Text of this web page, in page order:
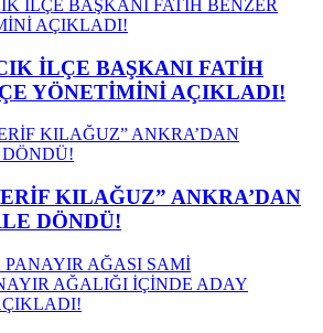
İLÇE BAŞKANI FATİH
YÖNETİMİNİ AÇIKLADI!
KILAĞUZ” ANKRA’DAN
DÖNDÜ!